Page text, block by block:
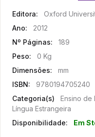
Editora:
Oxford
Ano:
2012
Nº Páginas:
189
Peso:
0 Kg
Dimensões:
mm
ISBN:
9780194705240
Categoria(s)
Ensino de
Língua Estrangeira
Disponibilidade:
Em